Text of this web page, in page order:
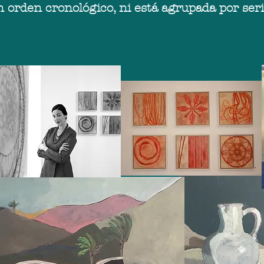
orden cronológico, ni está agrupada por